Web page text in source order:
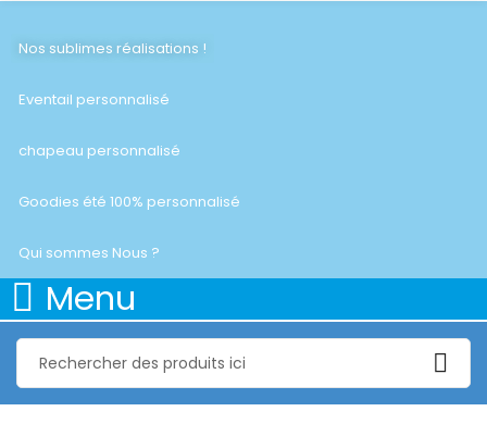
Nos sublimes réalisations !
Eventail personnalisé
chapeau personnalisé
Goodies été 100% personnalisé
Qui sommes Nous ?
Menu